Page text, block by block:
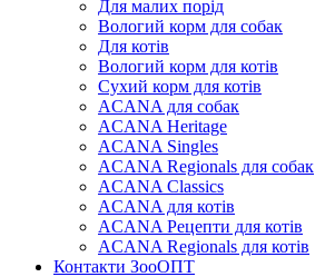
Для малих порід
Вологий корм для собак
Для котів
Вологий корм для котів
Сухий корм для котів
ACANA для собак
ACANA Heritage
ACANA Singles
ACANA Regionals для собак
ACANA Classics
ACANA для котів
ACANA Рецепти для котів
ACANA Regionals для котів
Контакти ЗооОПТ